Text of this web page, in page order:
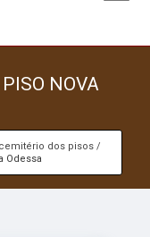
NOVA
cemitério dos pisos
Odessa